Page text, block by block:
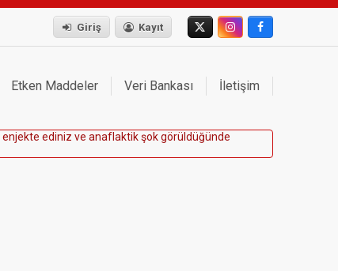
Giriş Kayıt
Etken Maddeler Veri Bankası İletişim
enjekte ediniz ve anafaktikşokgörü düğünde